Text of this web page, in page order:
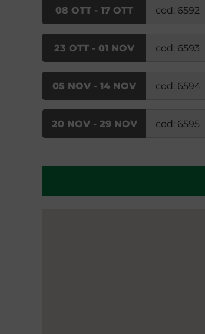
08 OTT - 17 OTT cod: 6592
23 OTT - 01 NOV cod: 6593
05 NOV - 14 NOV cod: 6594
20 NOV - 29 NOV cod: 6595